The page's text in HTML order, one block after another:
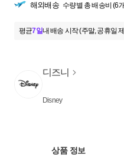
해외배송 수량별 총 배송비 (6
평균7일내 배송 시작 (주말, 공휴일
디즈니
Disney
상품 정보